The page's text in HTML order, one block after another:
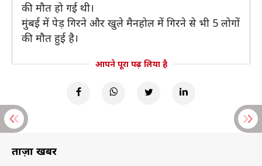
की मौत हो गई थी।
मुंबई में पेड़ गिरने और खुले मैनहोल में गिरने से भी 5 लोगों
की मौत हुई है।
आपने पूरा पढ़ लिया है
ताज़ा खबरें